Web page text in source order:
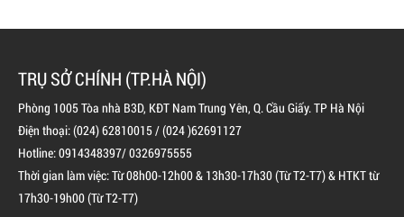
BÌNH CHỮA CHÁY ĐỘC LẬP KHÍ FM200
TRỤ SỞ CHÍNH (TP.HÀ NỘI)
Phòng 1005 Tòa nhà B3D, KĐT Nam Trung Yên, Q. Cầu Giấy. TP Hà Nội
Điện thoại: (024) 62810015 / (024 )62691127
Hotline: 0914348397/ 0326975555
Thời gian làm việc: Từ 08h00-12h00 & 13h30-17h30 (Từ T2-T7) & HTKT từ
17h30-19h00 (Từ T2-T7)